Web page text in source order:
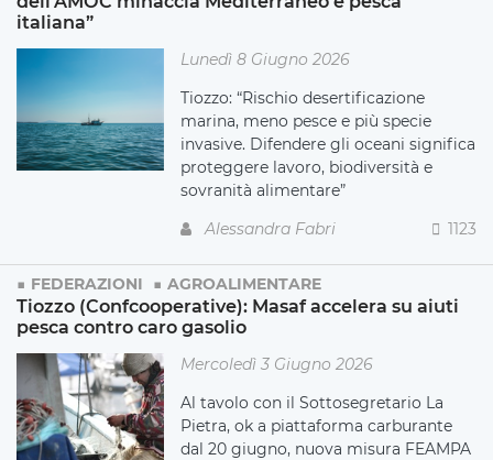
italiana”
Lunedì 8 Giugno 2026
Tiozzo: “Rischio desertificazione
marina, meno pesce e più specie
invasive. Difendere gli oceani significa
proteggere lavoro, biodiversità e
sovranità alimentare”
Alessandra Fabri
1123
FEDERAZIONI AGROALIMENTARE
Tiozzo (Confcooperative): Masaf accelera su aiuti
pesca contro caro gasolio
Mercoledì 3 Giugno 2026
Al tavolo con il Sottosegretario La
Pietra, ok a piattaforma carburante
dal 20 giugno, nuova misura FEAMPA